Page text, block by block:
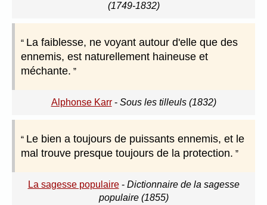
(1749-1832)
La faiblesse, ne voyant autour d'elle que des
ennemis, est naturellement haineuse et
méchante.
Alphonse Karr- Sous les tilleuls (1832)
Le bien a toujours de puissants ennemis, et le
mal trouve presque toujours de la protection.
La sagesse populaire- Dictionnaire de la sagesse
populaire (1855)